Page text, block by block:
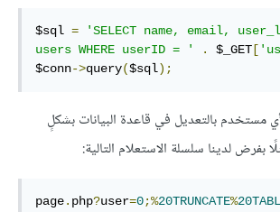
$sql =
'SELECT name, email,
users WHERE userID = '
. $_GET [
$conn->query($sql);
مستخدم بالتعديل في قاعدة البيانات بشكلٍ
لدينا سلسلة الاستعلام التالية:
page. php?user=0;%20TRUNCATE%